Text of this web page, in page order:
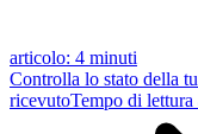
articolo: 4 minuti
Controlla lo stato della
ricevutoTempo di